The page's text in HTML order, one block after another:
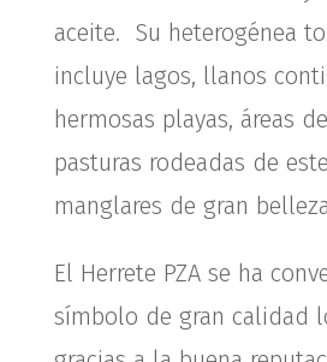
aceite. Su heterogénea
incluye lagos, llanos
hermosas playas, áreas
pasturas rodeadas de
manglares de gran
El Herrete PZA se ha
símbolo de gran calidad